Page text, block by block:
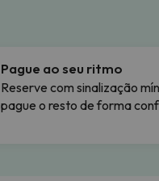
Pague ao seu ritmo
Reserve com sinalização
pague o resto de forma